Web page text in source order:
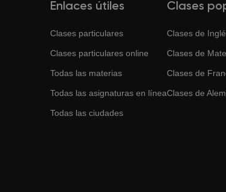
Enlaces útiles
Clases particulares
Clases particulares online
Todas las materias
Todas las asignaturas en línea
Todas las ciudades
Clases
Clases de
Clases de
Clases de
Clases de